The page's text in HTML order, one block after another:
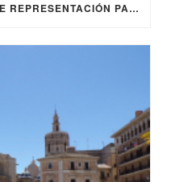
CLAVES DE LA NUEVA LEY DE REPRESENTACIÓN PARITARIA DE MUJERES Y HOMBRES 2024